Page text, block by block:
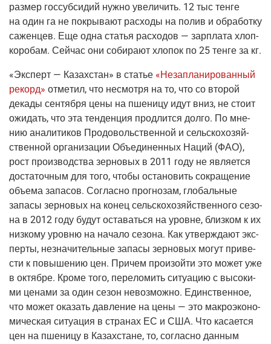
раз­мер гос­суб­си­дий нуж­но уве­ли­чить. 12 тыс тен­ге
на один га не покры­ва­ют рас­хо­ды на полив и обра­бот­ку
сажен­цев. Еще одна ста­тья рас­хо­дов — зар­пла­та хлоп­
ко­ро­бам. Сей­час они соби­ра­ют хло­пок по 25 тен­ге за кг.
«Экс­перт — Казах­стан» в ста­тье «Неза­пла­ни­ро­ван­ный
рекорд» отме­тил, что несмот­ря на то, что со вто­рой
дека­ды сен­тяб­ря цены на пше­ни­цу идут вниз, не сто­ит
ожи­дать, что эта тен­ден­ция про­длит­ся дол­го. По мне­
нию ана­ли­ти­ков Про­до­воль­ствен­ной и сель­ско­хо­зяй­
ствен­ной орга­ни­за­ции Объ­еди­нен­ных Наций (ФАО),
рост про­из­вод­ства зер­но­вых в 2011 году не явля­ет­ся
доста­точ­ным для того, что­бы оста­но­вить сокра­ще­ние
объ­е­ма запа­сов. Соглас­но про­гно­зам, гло­баль­ные
запа­сы зер­но­вых на конец сель­ско­хо­зяй­ствен­но­го сезо­
на в 2012 году будут оста­вать­ся на уровне, близ­ком к их
низ­ко­му уров­ню на нача­ло сезо­на. Как утвер­жда­ют экс­
пер­ты, незна­чи­тель­ные запа­сы зер­но­вых могут при­ве­
сти к повы­ше­нию цен. При­чем про­изой­ти это может уже
в октяб­ре. Кро­ме того, пере­ло­мить ситу­а­цию с высо­ки­
ми цена­ми за один сезон невоз­мож­но. Един­ствен­ное,
что может ока­зать дав­ле­ние на цены — это мак­ро­эко­но­
ми­че­ская ситу­а­ция в стра­нах ЕС и США. Что каса­ет­ся
цен на пше­ни­цу в Казах­стане, то, соглас­но дан­ным